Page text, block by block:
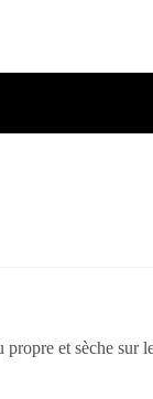
et sèche sur